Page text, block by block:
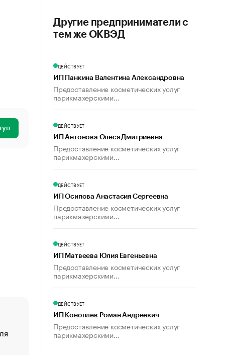
«От спорта тело стареет иначе». Как живет глава
создавшей GTA
Другие предприниматели с
тем же ОКВЭД
ДЕЙСТВУЕТ
ИП Панкина Валентина Александровна
Предоставление косметических услуг
парикмахерскими...
ДЕЙСТВУЕТ
ИП Антонова Олеся Дмитриевна
Предоставление косметических услуг
парикмахерскими...
ДЕЙСТВУЕТ
ИП Осипова Анастасия Сергеевна
Предоставление косметических услуг
парикмахерскими...
ДЕЙСТВУЕТ
ИП Матвеева Юлия Евгеньевна
Предоставление косметических услуг
парикмахерскими...
ДЕЙСТВУЕТ
ИП Коноплев Роман Андреевич
Предоставление косметических услуг
парикмахерскими...